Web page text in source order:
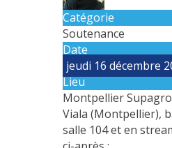
INGÉNIEUR
FORMATION CONTINUE
FORMATION DOCTORALE
THÈSES EN COURS
PRODUCTION
Catégorie
Soutenance
Date
jeudi 16 décembre
Lieu
Montpellier
Viala (Montpellier),
salle 104 et en